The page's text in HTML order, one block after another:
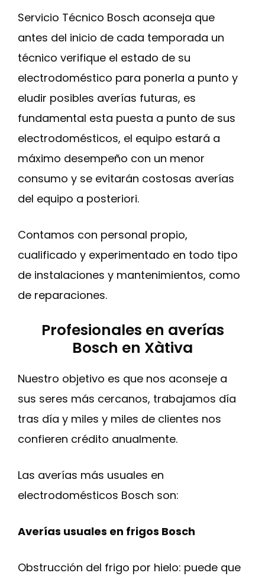
Servicio Técnico Bosch aconseja que
antes del inicio de cada temporada un
técnico verifique el estado de su
electrodoméstico para ponerla a punto y
eludir posibles averías futuras, es
fundamental esta puesta a punto de sus
electrodomésticos, el equipo estará a
máximo desempeño con un menor
consumo y se evitarán costosas averías
del equipo a posteriori.
Contamos con personal propio,
cualificado y experimentado en todo tipo
de instalaciones y mantenimientos, como
de reparaciones.
Profesionales en averías
Bosch en Xàtiva
Nuestro objetivo es que nos aconseje a
sus seres más cercanos, trabajamos día
tras día y miles y miles de clientes nos
confieren crédito anualmente.
Las averías más usuales en
electrodomésticos Bosch son:
Averías usuales en frigos Bosch
Obstrucción del frigo por hielo: puede que